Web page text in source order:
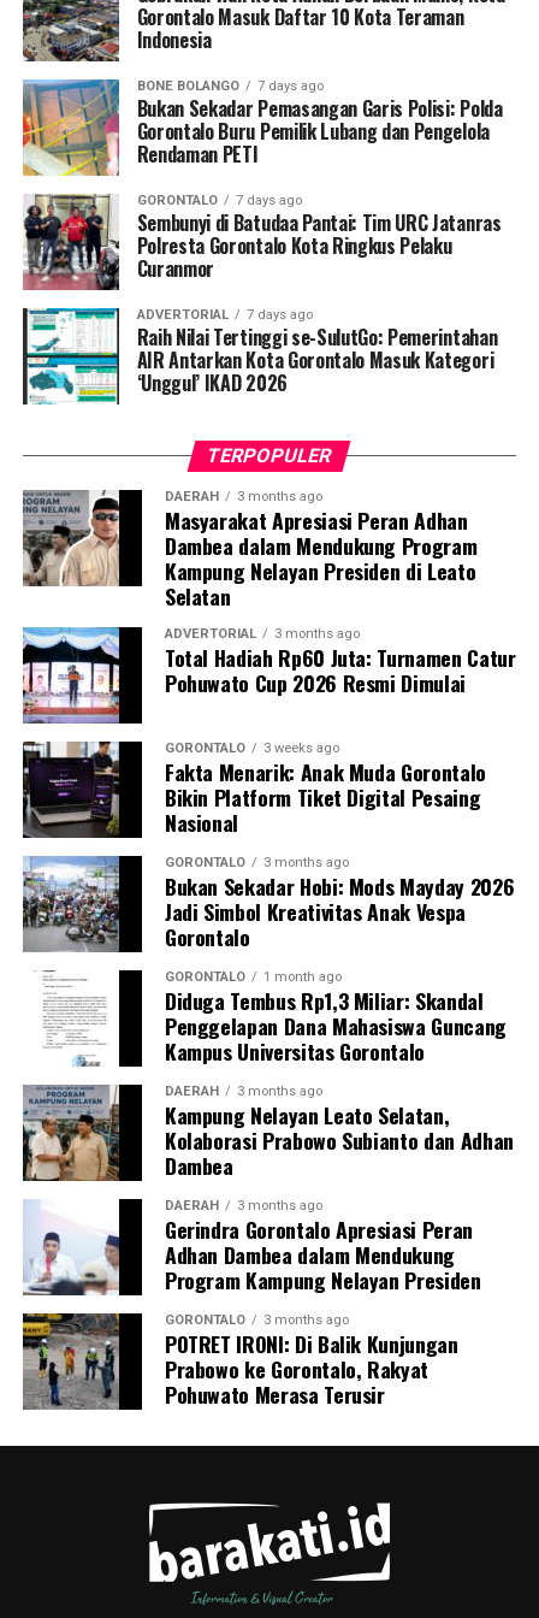
Mohamad Nur, menyampaikan bahwa selain mengawal
teknis pelayanan medis, mahasiswa bertindak sebagai
edukator kesehatan masyarakat.
Penyuluhan difokuskan pada pemahaman mekanisme
penularan, pengenalan gejala awal, pentingnya
hingga tuntas, serta pengikisan stigma negatif terhadap
penyintas TBC di lingkungan warga.
“Literasi kesehatan warga adalah fondasi utama dalam
memutus rantai penularan TBC. Kami berupaya
menyampaikan edukasi yang persuasif dan mudah
dipahami agar warga tidak ragu melakukan pemeriksaan
apabila mengalami gejala batuk berkepanjangan,”
Selain skrining TBC, mahasiswa turut mendampingi
nakes Puskesmas Talaga Jaya dalam memberikan
pelayanan Cek Kesehatan Gratis (CKG), meliputi
pengukuran tekanan darah, cek kadar gula darah, dan
penapisan faktor risiko penyakit tidak menular (PTM)
sebagai upaya promotif-preventif.
Perwakilan DPL KKN-PK, Dr. dr. Vivien Novarina A.
Kasim, M.Kes., menegaskan bahwa keterlibatan
mahasiswa merupakan bentuk perwujudan Tri Dharma
Perguruan Tinggi dalam mengawal transformasi
layanan kesehatan primer.
“Kehadiran mahasiswa mempercepat jangkauan skema
active case findingTBC yang dicanangkan pemerintah.
Sinergi multisektor antara perguruan tinggi, dinas
kesehatan, puskesmas, dan pemerintah desa seperti
inilah yang menjadi kunci sukses pembentukan
masyarakat sadar sehat,” jelas Dr. Vivien.
Masyarakat Desa Luwoo menyambut antusias agenda
terpadu ini. Ratusan warga memanfaatkan layanan
pemeriksaan kesehatan gratis sekaligus berkonsultasi
mengenai pola hidup bersih dan sehat (PHBS)
pencegahan tuberkulosis.
Gorontalo Masuk Daftar 10 Kota Teraman
Indonesia
BONE BOLANGO 7 days ago
Bukan Sekadar Pemasangan Garis Polisi: Polda
Gorontalo Buru Pemilik Lubang dan Pengelola
Rendaman PETI
GORONTALO 7 days ago
Sembunyi di Batudaa Pantai: Tim URC Jatanras
Polresta Gorontalo Kota Ringkus Pelaku
Curanmor
ADVERTORIAL 7 days ago
Raih Nilai Tertinggi se-SulutGo: Pemerintahan
AIR Antarkan Kota Gorontalo Masuk Kategori
‘Unggul’ IKAD 2026
TERPOPULER
DAERAH 3 months ago
Masyarakat Apresiasi Peran Adhan
Dambea dalam Mendukung Program
Kampung Nelayan Presiden di Leato
Selatan
ADVERTORIAL 3 months ago
Total Hadiah Rp60 Juta: Turnamen Catur
Pohuwato Cup 2026 Resmi Dimulai
GORONTALO 3 weeks ago
Fakta Menarik: Anak Muda Gorontalo
Bikin Platform Tiket Digital Pesaing
Nasional
GORONTALO 3 months ago
Bukan Sekadar Hobi: Mods Mayday 2026
Jadi Simbol Kreativitas Anak Vespa
Gorontalo
GORONTALO 1 month ago
Diduga Tembus Rp1,3 Miliar: Skandal
Penggelapan Dana Mahasiswa Guncang
Kampus Universitas Gorontalo
DAERAH 3 months ago
Kampung Nelayan Leato Selatan,
Kolaborasi Prabowo Subianto dan Adhan
Dambea
DAERAH 3 months ago
Gerindra Gorontalo Apresiasi Peran
Adhan Dambea dalam Mendukung
Program Kampung Nelayan Presiden
GORONTALO 3 months ago
POTRET IRONI: Di Balik Kunjungan
Prabowo ke Gorontalo, Rakyat
Pohuwato Merasa Terusir